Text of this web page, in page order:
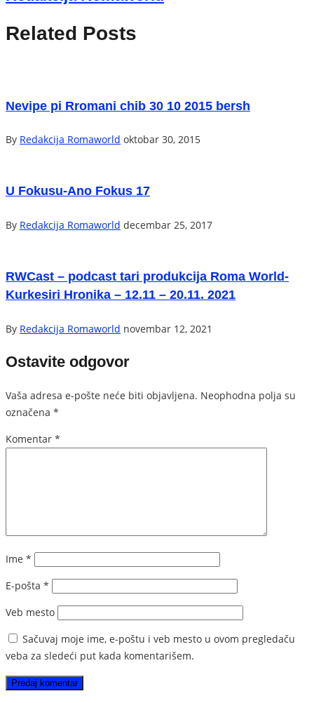
Related Posts
Nevipe pi Rromani chib 30 10 2015 bersh
By Redakcija Romaworld oktobar 30, 2015
U Fokusu-Ano Fokus 17
By Redakcija Romaworld decembar 25, 2017
RWCast – podcast tari produkcija Roma World-
Kurkesiri Hronika – 12.11 – 20.11. 2021
By Redakcija Romaworld novembar 12, 2021
Ostavite odgovor
Vaša adresa e-pošte neće biti objavljena. Neophodna polja su
označena *
Komentar *
Ime *
E-pošta *
Veb mesto
Sačuvaj moje ime, e-poštu i veb mesto u ovom pregledaču
veba za sledeći put kada komentarišem.